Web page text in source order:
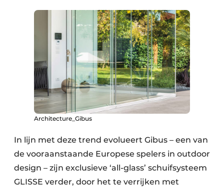
Architecture_Gibus
In lijn met deze trend evolueert Gibus – een van
de vooraanstaande Europese spelers in outdoor
design – zijn exclusieve ‘all-glass’ schuifsysteem
GLISSE verder, door het te verrijken met